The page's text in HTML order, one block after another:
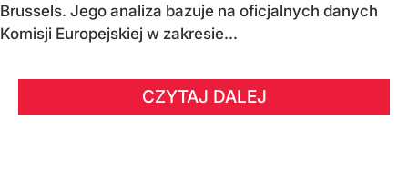
Brussels. Jego analiza bazuje na oficjalnych danych
Komisji Europejskiej w zakresie...
CZYTAJ DALEJ